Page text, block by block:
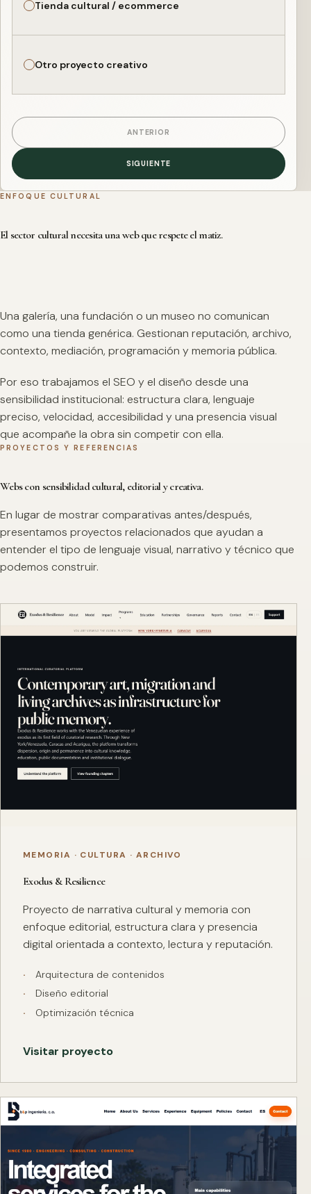
Tienda cultural / ecommerce
Otro proyecto creativo
ANTERIOR
SIGUIENTE
ENFOQUE CULTURAL
El sector cultural necesita una web que respete el matiz.
Una galería, una fundación o un museo no comunican
como una tienda genérica. Gestionan reputación, archivo,
contexto, mediación, programación y memoria pública.
Por eso trabajamos el SEO y el diseño desde una
sensibilidad institucional: estructura clara, lenguaje
preciso, velocidad, accesibilidad y una presencia visual
que acompañe la obra sin competir con ella.
PROYECTOS Y REFERENCIAS
Webs con sensibilidad cultural, editorial y creativa.
En lugar de mostrar comparativas antes/después,
presentamos proyectos relacionados que ayudan a
entender el tipo de lenguaje visual, narrativo y técnico que
podemos construir.
MEMORIA · CULTURA · ARCHIVO
Exodus & Resilience
Proyecto de narrativa cultural y memoria con
enfoque editorial, estructura clara y presencia
digital orientada a contexto, lectura y reputación.
Arquitectura de contenidos
Diseño editorial
Optimización técnica
Visitar proyecto